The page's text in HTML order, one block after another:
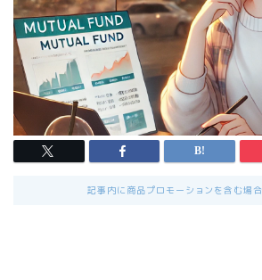
記事内に商品プロモーションを含む場